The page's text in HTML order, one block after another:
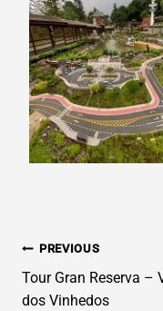
NPREVIOUS
Tour Gran Reserva –
dos Vinhedos